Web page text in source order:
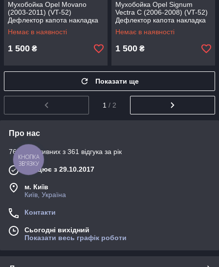
Мухобойка Opel Movano
(2003-2011) (VT-52)
Дефлектор капота накладка
Немає в наявності
1 500 ₴
Мухобойка Opel Signum
Vectra C (2006-2008) (VT-52)
Дефлектор капота накладка
Немає в наявності
1 500 ₴
Показати ще
1 / 2
Про нас
76% позитивних з 361 відгука за рік
Працює з 29.10.2017
м. Київ
Київ, Україна
Контакти
Сьогодні вихідний
Показати весь графік роботи
КНОПКА
ЗВ'ЯЗКУ